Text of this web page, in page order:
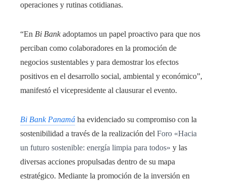
operaciones y rutinas cotidianas.
“En Bi Bankadoptamos un papel proactivo para que nos
perciban como colaboradores en la promoción de
negocios sustentables y para demostrar los efectos
positivos en el desarrollo social, ambiental y económico”,
manifestó el vicepresidente al clausurar el evento.
Bi Bank Panamá ha evidenciado su compromiso con la
sostenibilidad a través de la realización del Foro «Hacia
un futuro sostenible: energía limpia para todos» y las
diversas acciones propulsadas dentro de su mapa
estratégico. Mediante la promoción de la inversión en